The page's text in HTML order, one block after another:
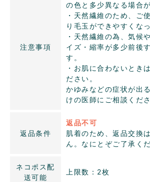
注意事項
の色と多少異なる場合
・天然繊維のため、ご
り毛玉ができやすくな
・天然繊維の為、気候
イズ・縮率が多少前後
す。
・お肌に合わないとき
ださい。
かゆみなどの症状が出
けの医師にご相談くださ
返品条件
返品不可
肌着のため、返品交換
ん。なにとぞご了承く
ネコポス配
送可能
上限数：2枚